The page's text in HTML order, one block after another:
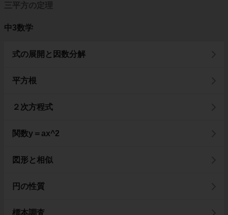
三平方の定理
中3数学
式の展開と因数分解
平方根
２次方程式
関数y＝ax^2
図形と相似
円の性質
標本調査